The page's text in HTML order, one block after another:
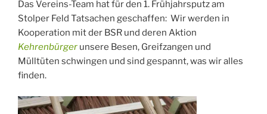
Das Vereins-Team hat für den 1. Frühjahrsputz am
Stolper Feld Tatsachen geschaffen: Wir werden in
Kooperation mit der BSR und deren Aktion
Kehrenbürger unsere Besen, Greifzangen und
Mülltüten schwingen und sind gespannt, was wir alles
finden.